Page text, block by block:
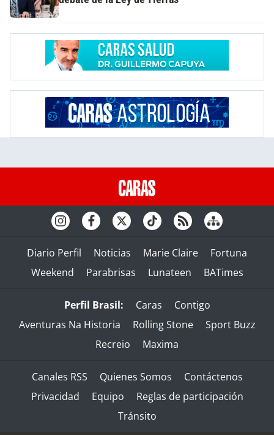
Diario Perfil Noticias Marie Claire
Fortuna
Weekend
Parabrisas Lunateen BATimes
Perfil Brasil: Caras
Contigo
Aventuras Na Historia
Rolling Stone
Sport Buzz
Recreio
Maxima
Canales RSS Quienes Somos
Contáctenos
Privacidad
Equipo
Reglas de participación
Tránsito